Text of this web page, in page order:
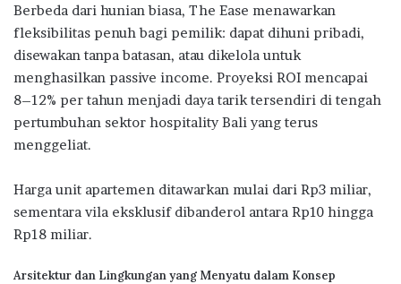
Berbeda dari hunian biasa, The Ease menawarkan
fleksibilitas penuh bagi pemilik: dapat dihuni pribadi,
disewakan tanpa batasan, atau dikelola untuk
menghasilkan passive income. Proyeksi ROI mencapai
8–12% per tahun menjadi daya tarik tersendiri di tengah
pertumbuhan sektor hospitality Bali yang terus
menggeliat.
Harga unit apartemen ditawarkan mulai dari Rp3 miliar,
sementara vila eksklusif dibanderol antara Rp10 hingga
Rp18 miliar.
Arsitektur dan Lingkungan yang Menyatu dalam Konsep